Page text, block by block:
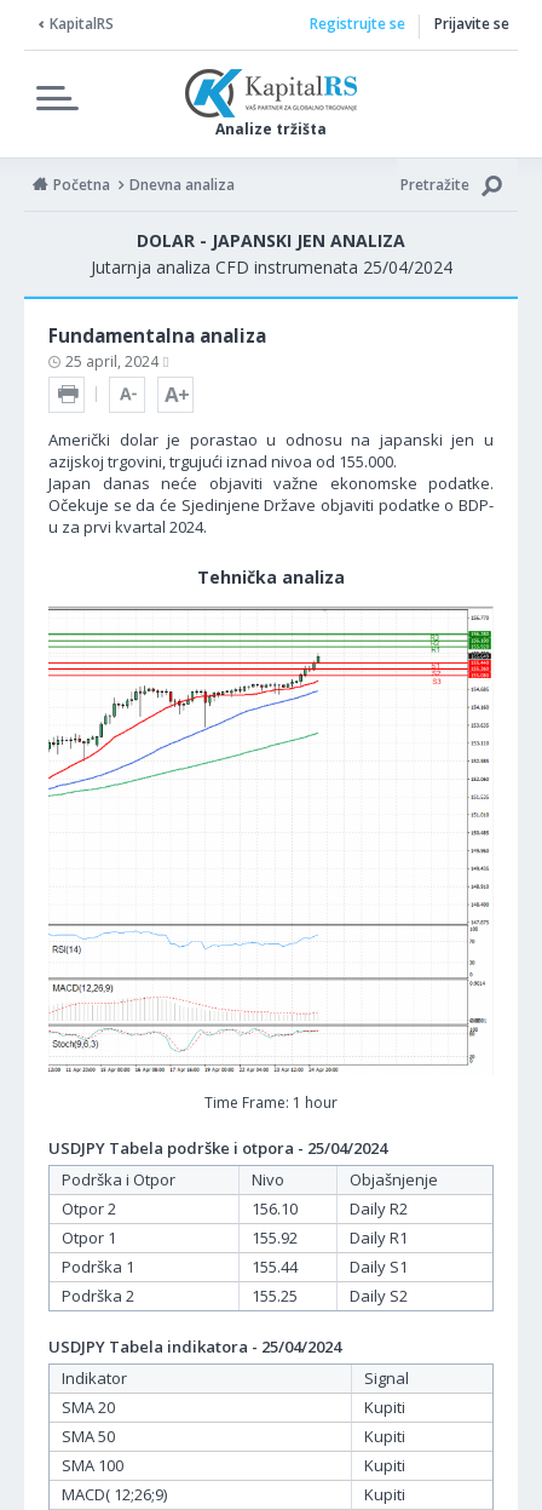
KapitalRS
Analize tržišta
Registrujte se Prijavite se
Početna Dnevna analiza Pretražite
DOLAR - JAPANSKI JEN ANALIZA
Jutarnja analiza CFD instrumenata 25/04/2024
Fundamentalna analiza
25 april, 2024
Američki dolar je porastao u odnosu na japanski jen u
azijskoj trgovini, trgujući iznad nivoa od 155.000.
Japan danas neće objaviti važne ekonomske podatke.
Očekuje se da će Sjedinjene Države objaviti podatke o BDP-
u za prvi kvartal 2024.
Tehnička analiza
Time Frame: 1 hour
USDJPY Tabela podrške i otpora - 25/04/2024
Podrška i Otpor
Nivo
Objašnjenje
Otpor 2
156.10
Daily R2
Otpor 1
155.92
Daily R1
Podrška 1
155.44
Daily S1
Podrška 2
155.25 Daily S2
USDJPY Tabela indikatora - 25/04/2024
Indikator
Signal
SMA 20
Kupiti
SMA 50
Kupiti
SMA 100
Kupiti
MACD( 12;26;9)
Kupiti